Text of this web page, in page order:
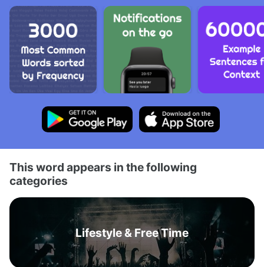
This word appears in the following
categories
Lifestyle & Free Time